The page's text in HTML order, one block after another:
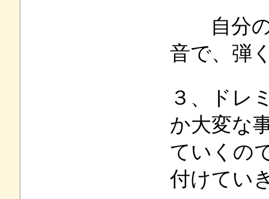
自分の
音で、弾
３、ドレ
か大変な
ていくの
付けて